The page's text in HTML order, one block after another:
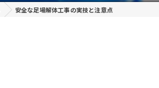
安全な足場解体工事の実技と注意点